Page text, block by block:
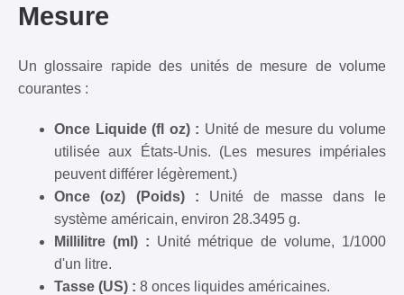
Mesure
Un glossaire rapide des unités de mesure de volume
courantes :
Once Liquide (fl oz) : Unité de mesure du volume
utilisée aux États-Unis. (Les mesures impériales
peuvent différer légèrement.)
Once (oz) (Poids) : Unité de masse dans le
système américain, environ 28.3495 g.
Millilitre (ml) : Unité métrique de volume, 1/1000
d'un litre.
Tasse (US) : 8 onces liquides américaines.